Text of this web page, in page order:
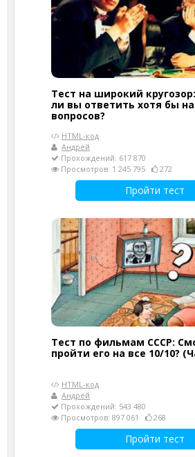
Тест на широкий
ли вы ответить хотя бы
вопросов?
HTML-код
Андрей
Прохождений: 617 870
Просмотров: 1 245 795
272
Пройти тест
Тест по фильмам СССР:
пройти его на все 10/10?
HTML-код
Андрей
Прохождений: 543 480
Просмотров: 897 061
268
Пройти тест